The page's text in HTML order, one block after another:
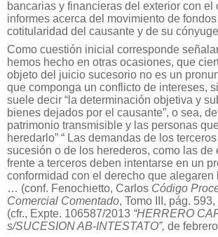
bancarias y financieras del exterior con el
informes acerca del movimiento de
cotitularidad del causante y de su
Como cuestión inicial corresponde
hemos hecho en otras ocasiones, que
objeto del juicio sucesorio no es un
que componga un conflicto de intereses,
suele decir “la determinación objetiva y
bienes dejados por el causante”, o sea,
patrimonio transmisible y las personas
heredarlo” “ Las demandas de los
sucesión o de los herederos, como las de
frente a terceros deben intentarse en un
conformidad con el derecho que alegaren
… (conf. Fenochietto, Carlos Código
Comercial Comentado, Tomo III, pág.
(cfr., Expte. 106587/2013 “HERRERO
s/SUCESION AB-INTESTATO”, de